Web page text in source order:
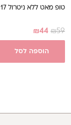
טופ מאט ללא ניטרול 17 מ"ל - Glamour | Top Matte
₪59
₪44
הוספה לסל